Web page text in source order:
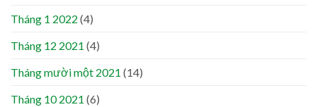
Tháng 1 2022 (4)
Tháng 12 2021 (4)
Tháng mười một 2021 (14)
Tháng 10 2021 (6)